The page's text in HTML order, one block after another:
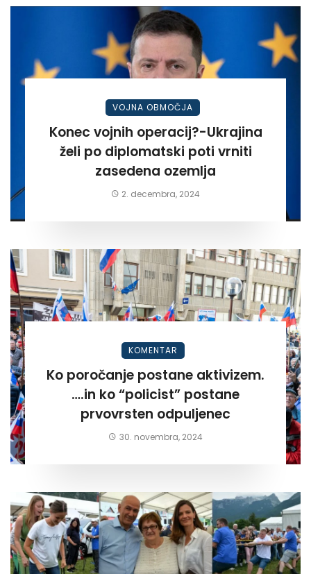
VOJNA OBMOČJA
Konec vojnih operacij?-Ukrajina
želi po diplomatski poti vrniti
zasedena ozemlja
2. decembra, 2024
KOMENTAR
Ko poročanje postane aktivizem.
….in ko “policist” postane
prvovrsten odpuljenec
30. novembra, 2024